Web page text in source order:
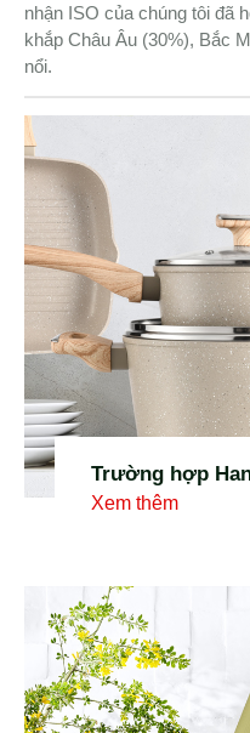
nhận ISO của chúng tôi đã
khắp Châu Âu (30%), Bắc
nổi.
Trường hợp
Xem thêm